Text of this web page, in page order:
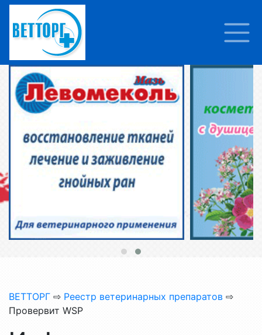
ВЕТТОРГ ⇨ Реестр ветеринарных препаратов ⇨
Провервит WSP